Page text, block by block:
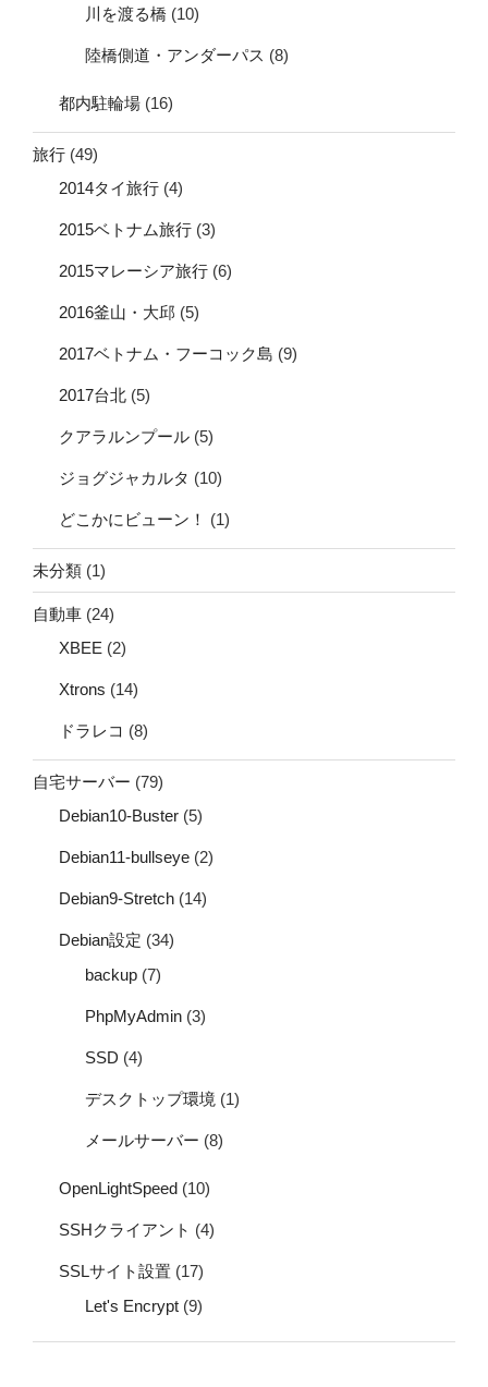
川を渡る橋 (10)
陸橋側道・アンダーパス (8)
都内駐輪場 (16)
旅行 (49)
2014タイ旅行 (4)
2015ベトナム旅行 (3)
2015マレーシア旅行 (6)
2016釜山・大邱 (5)
2017ベトナム・フーコック島 (9)
2017台北 (5)
クアラルンプール (5)
ジョグジャカルタ (10)
どこかにビューン！ (1)
未分類 (1)
自動車 (24)
XBEE (2)
Xtrons (14)
ドラレコ (8)
自宅サーバー (79)
Debian10-Buster (5)
Debian11-bullseye (2)
Debian9-Stretch (14)
Debian設定 (34)
backup (7)
PhpMyAdmin (3)
SSD (4)
デスクトップ環境 (1)
メールサーバー (8)
OpenLightSpeed (10)
SSHクライアント (4)
SSLサイト設置 (17)
Let's Encrypt (9)